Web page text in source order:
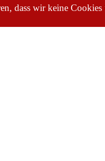
dass wir keine